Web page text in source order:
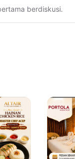
berdiskusi.